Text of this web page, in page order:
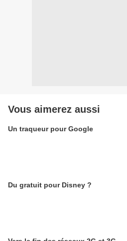
Vous aimerez aussi
Un traqueur pour Google
Du gratuit pour Disney ?